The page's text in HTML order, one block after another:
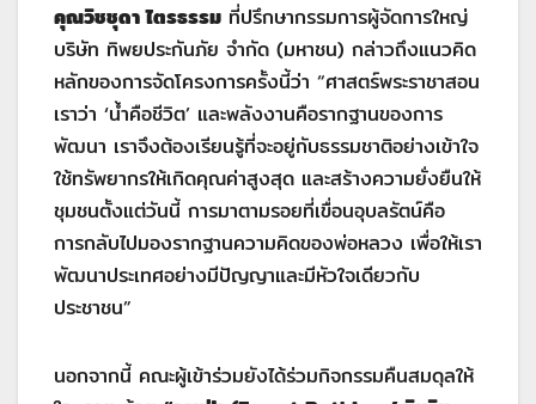
คุณวิชชุดา ไตรธรรม ที่ปรึกษากรรมการผู้จัดการใหญ่
บริษัท ทิพยประกันภัย จำกัด (มหาชน) กล่าวถึงแนวคิด
หลักของการจัดโครงการครั้งนี้ว่า “ศาสตร์พระราชาสอน
เราว่า ‘น้ำคือชีวิต’ และพลังงานคือรากฐานของการ
พัฒนา เราจึงต้องเรียนรู้ที่จะอยู่กับธรรมชาติอย่างเข้าใจ
ใช้ทรัพยากรให้เกิดคุณค่าสูงสุด และสร้างความยั่งยืนให้
ชุมชนตั้งแต่วันนี้ การมาตามรอยที่เขื่อนอุบลรัตน์คือ
การกลับไปมองรากฐานความคิดของพ่อหลวง เพื่อให้เรา
พัฒนาประเทศอย่างมีปัญญาและมีหัวใจเดียวกับ
ประชาชน”
นอกจากนี้ คณะผู้เข้าร่วมยังได้ร่วมกิจกรรมคืนสมดุลให้